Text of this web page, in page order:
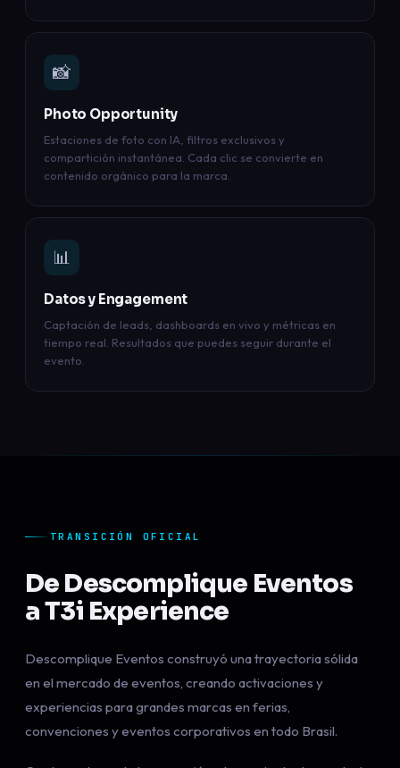
📸
Photo Opportunity
Estaciones de foto con IA, filtros exclusivos y
compartición instantánea. Cada clic se convierte en
contenido orgánico para la marca.
📊
Datos y Engagement
Captación de leads, dashboards en vivo y métricas en
tiempo real. Resultados que puedes seguir durante el
evento.
TRANSICIÓN OFICIAL
De Descomplique Eventos
a T3i Experience
Descomplique Eventos construyó una trayectoria sólida
en el mercado de eventos, creando activaciones y
experiencias para grandes marcas en ferias,
convenciones y eventos corporativos en todo Brasil.